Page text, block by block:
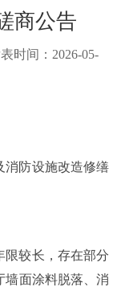
商公告
时间：2026-05-
消防设施改造修缮
限较长，存在部分
墙面涂料脱落、消